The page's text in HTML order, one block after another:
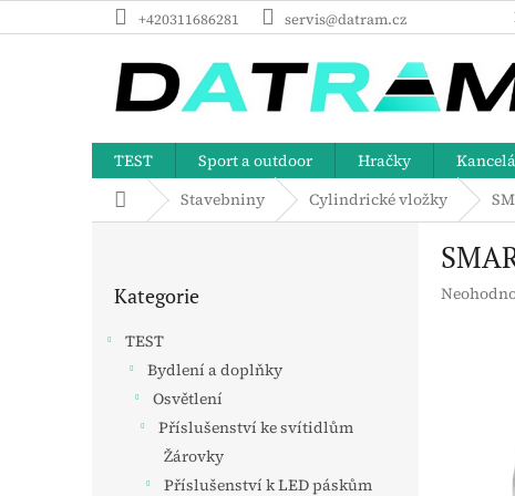
na
+420311686281 servis@datram.cz
TEST Sport a outdoor Hračky
Domů Stavebniny Cylindrické vložky
kategorie
Kategorie
TEST
Bydlení a doplňky
Osvětlení
Příslušenství ke svítidlům
Žárovky
Příslušenství k LED páskům
Průměrné